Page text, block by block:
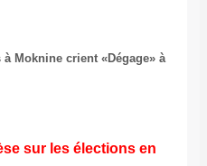
Moknine crient «Dégage» à
sur les élections en